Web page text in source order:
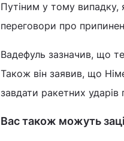
Путіним у тому
переговори про
Вадефуль зазначив, що
Також він заявив, що
завдати ракетних ударів
Вас також можуть